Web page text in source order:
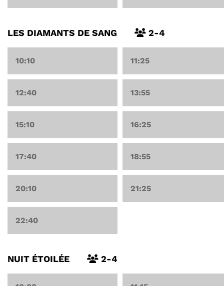
LES DIAMANTS DE SANG 2-4
10:10 11:25
12:40 13:55
15:10 16:25
17:40 18:55
20:10 21:25
22:40
NUIT ÉTOILÉE 2-4